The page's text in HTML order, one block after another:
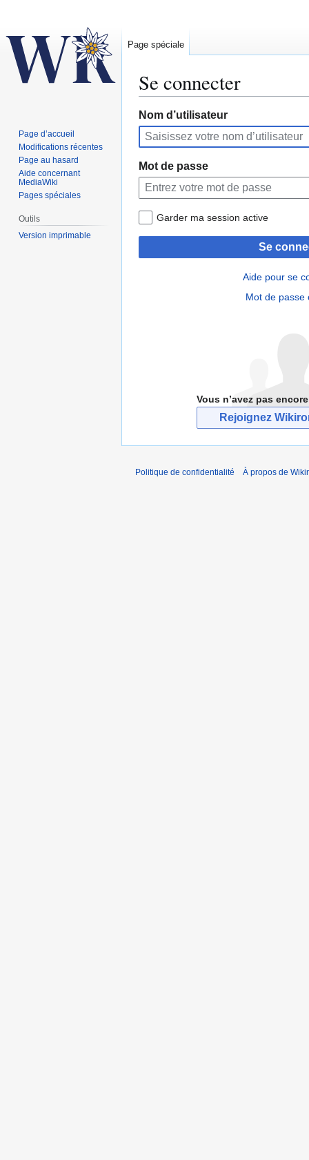
Se connecter
Aller
à
la
navigation
Aller
à
la
recherche
Nom d’utilisateur
Mot de passe
Garder ma session active
Se
Aide pour se
Mot de passe
Vous n’avez pas
Rejoignez
Page spéciale
Page d’accueil
Modifications récentes
Page au hasard
Aide concernant
MediaWiki
Pages spéciales
Outils
Version imprimable
Politique de confidentialité À propos de